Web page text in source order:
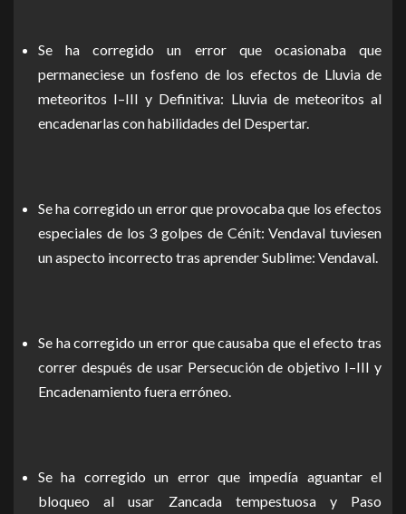
Se ha corregido un error que ocasionaba que
permaneciese un fosfeno de los efectos de Lluvia de
meteoritos I–III y Definitiva: Lluvia de meteoritos al
encadenarlas con habilidades del Despertar.
Se ha corregido un error que provocaba que los efectos
especiales de los 3 golpes de Cénit: Vendaval tuviesen
un aspecto incorrecto tras aprender Sublime: Vendaval.
Se ha corregido un error que causaba que el efecto tras
correr después de usar Persecución de objetivo I–III y
Encadenamiento fuera erróneo.
Se ha corregido un error que impedía aguantar el
bloqueo al usar Zancada tempestuosa y Paso